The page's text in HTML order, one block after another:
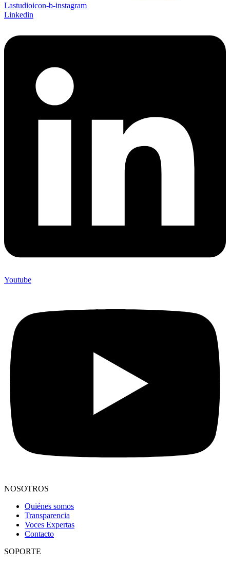
Lastudioicon-b-instagram
Linkedin
Youtube
NOSOTROS
Quiénes somos
Transparencia
Voces Expertas
Contacto
SOPORTE